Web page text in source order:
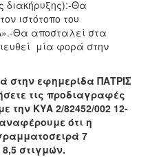
διακήρυξης):-Θα
ιστότοπο του
Θα αποσταλεί στα
μία φορά στην
στην εφημερίδα ΠΑΤΡΙΣ
τις προδιαγραφές
την ΚΥΑ 2/82452/002 12-
ότι η
7
στιγμών.